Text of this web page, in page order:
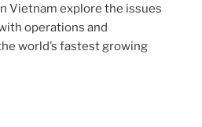
Vietnam explore the issues
operations and
world’s fastest growing